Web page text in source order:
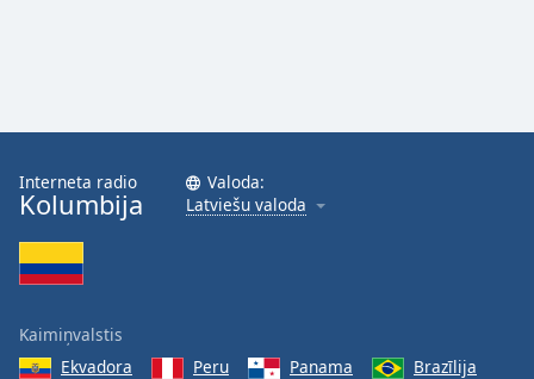
Interneta radio
Kolumbija
Valoda:
Latviešu valoda
Kaimiņvalstis
Ekvadora
Peru Panama
Brazīlija